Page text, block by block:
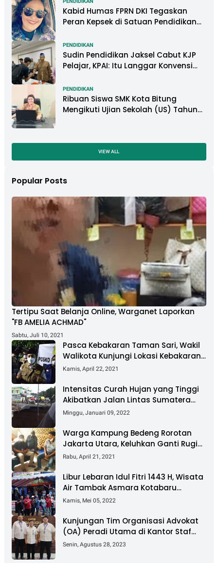
Kabid Humas FPRN DKI Tegaskan
Peran Kepsek di Satuan Pendidikan
PENDIDIKAN
Sudin Pendidikan Jaksel Cabut KJP
Pelajar, KPAI: Itu Langgar Konvensi
PENDIDIKAN
Ribuan Siswa SMK Kota Bitung
Mengikuti Ujian Sekolah (US) Tahun
VIEW ALL
Popular Posts
Tertipu Saat Belanja Online, Warganet Laporkan
"FB AMELIA ACHMAD"
Sabtu, Juli 10, 2021
Pasca Kebakaran Taman Sari, Wakil
Walikota Kunjungi Lokasi Kebakaran
Dan Salurkan Bantuan
Kamis, April 22, 2021
Intensitas Curah Hujan yang Tinggi
Akibatkan Jalan Lintas Sumatera
Nyaris Putus
Minggu, Januari 09, 2022
Warga Kampung Bedeng Rorotan
Jakarta Utara, Keluhkan Ganti Rugi
Pembebasan Lahan Tol Cibitung -
Rabu, April 21, 2021
Libur Lebaran Idul Fitri 1443 H, Wisata
Air Tambak Asmara Kotabaru
Dipadati Ribuan Pengunjung
Kamis, Mei 05, 2022
Kunjungan Tim Organisasi Advokat
(OA) Peradi Utama di Kantor Staf
Kepresidenan RI Istana Negara
Senin, Agustus 28, 2023